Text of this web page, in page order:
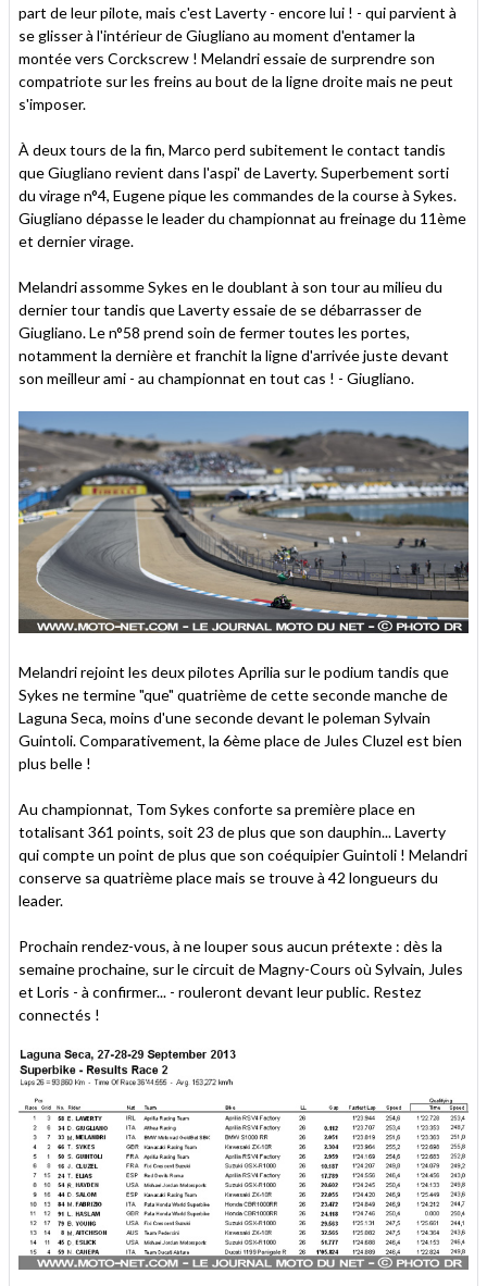
part de leur pilote, mais c'est Laverty - encore lui ! - qui parvient à
se glisser à l'intérieur de Giugliano au moment d'entamer la
montée vers Corckscrew ! Melandri essaie de surprendre son
compatriote sur les freins au bout de la ligne droite mais ne peut
s'imposer.
À deux tours de la fin, Marco perd subitement le contact tandis
que Giugliano revient dans l'aspi' de Laverty. Superbement sorti
du virage n°4, Eugene pique les commandes de la course à Sykes.
Giugliano dépasse le leader du championnat au freinage du 11ème
et dernier virage.
Melandri assomme Sykes en le doublant à son tour au milieu du
dernier tour tandis que Laverty essaie de se débarrasser de
Giugliano. Le n°58 prend soin de fermer toutes les portes,
notamment la dernière et franchit la ligne d'arrivée juste devant
son meilleur ami - au championnat en tout cas ! - Giugliano.
Melandri rejoint les deux pilotes Aprilia sur le podium tandis que
Sykes ne termine "que" quatrième de cette seconde manche de
Laguna Seca, moins d'une seconde devant le poleman Sylvain
Guintoli. Comparativement, la 6ème place de Jules Cluzel est bien
plus belle !
Au championnat, Tom Sykes conforte sa première place en
totalisant 361 points, soit 23 de plus que son dauphin... Laverty
qui compte un point de plus que son coéquipier Guintoli ! Melandri
conserve sa quatrième place mais se trouve à 42 longueurs du
leader.
Prochain rendez-vous, à ne louper sous aucun prétexte : dès la
semaine prochaine, sur le circuit de Magny-Cours où Sylvain, Jules
et Loris - à confirmer... - rouleront devant leur public. Restez
connectés !